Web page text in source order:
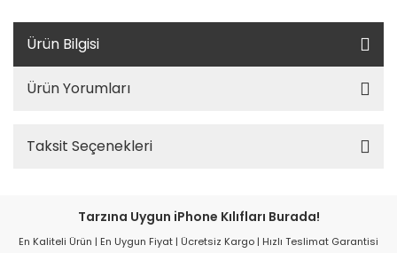
Ürün Bilgisi
Ürün Yorumları
Taksit Seçenekleri
Tarzına Uygun iPhone Kılıfları Burada!
En Kaliteli Ürün | En Uygun Fiyat | Ücretsiz Kargo | Hızlı Teslimat Garantisi